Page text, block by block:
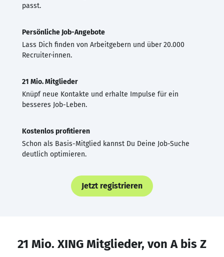
passt.
Persönliche Job-Angebote
Lass Dich finden von Arbeitgebern und über 20.000
Recruiter·innen.
21 Mio. Mitglieder
Knüpf neue Kontakte und erhalte Impulse für ein
besseres Job-Leben.
Kostenlos profitieren
Schon als Basis-Mitglied kannst Du Deine Job-Suche
deutlich optimieren.
Jetzt registrieren
21 Mio. XING Mitglieder, von A bis Z